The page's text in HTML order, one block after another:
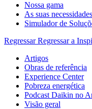
Nossa gama
As suas necessidades
Simulador de
Regressar Regressar a
Artigos
Obras de referência
Experience Center
Pobreza energética
Podcast Daikin no
Visão geral